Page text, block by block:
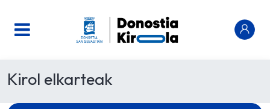
Kirol elkarteak